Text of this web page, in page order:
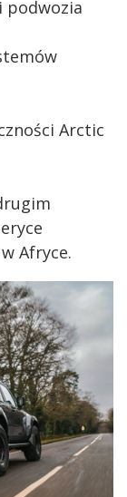
podwozia
Arctic
Afryce.